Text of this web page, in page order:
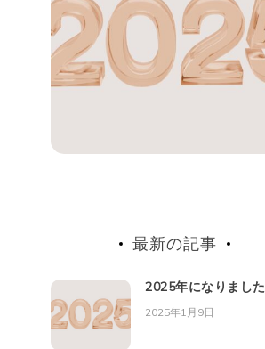
最新の記事
2025年になりました
2025年1月9日